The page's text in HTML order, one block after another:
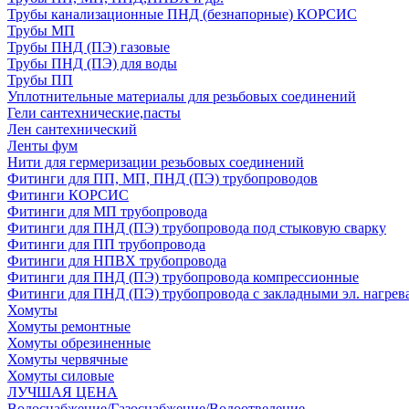
Трубы канализационные ПНД (безнапорные) КОРСИС
Трубы МП
Трубы ПНД (ПЭ) газовые
Трубы ПНД (ПЭ) для воды
Трубы ПП
Уплотнительные материалы для резьбовых соединений
Гели сантехнические,пасты
Лен сантехнический
Ленты фум
Нити для гермеризации резьбовых соединений
Фитинги для ПП, МП, ПНД (ПЭ) трубопроводов
Фитинги КОРСИС
Фитинги для МП трубопровода
Фитинги для ПНД (ПЭ) трубопровода под стыковую сварку
Фитинги для ПП трубопровода
Фитинги для НПВХ трубопровода
Фитинги для ПНД (ПЭ) трубопровода компрессионные
Фитинги для ПНД (ПЭ) трубопровода с закладными эл.
Хомуты
Хомуты ремонтные
Хомуты обрезиненные
Хомуты червячные
Хомуты силовые
ЛУЧШАЯ ЦЕНА